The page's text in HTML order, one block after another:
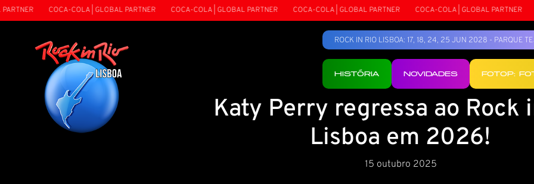
COCA-COLA | GLOBAL PARTNER COCA-COLA | GLOBAL PARTNER COCA-COLA | GLOBAL PARTNER COCA-COLA | GLOBAL PARTNER
ROCK IN RIO LISBOA: 17, 18, 24, 25 JUN 2028 - PARQUE
HISTÓRIA NOVIDADES FOTOP:
Katy Perry regressa ao Rock
Lisboa em 2026!
15 outubro 2025